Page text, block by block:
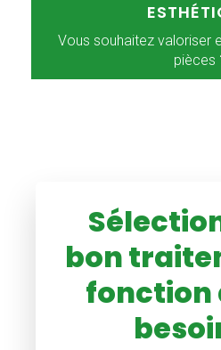
Vous souhaitez valoriser
pièces
bon
fonction